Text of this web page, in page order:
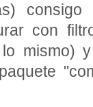
consigo
con
mismo)